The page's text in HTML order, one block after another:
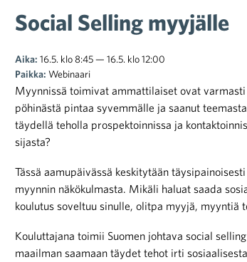
Social Selling myyjälle
Aika: 16.5. klo 8:45 — 16.5. klo 12:00
Paikka: Webinaari
Myynnissä toimivat ammattilaiset ovat
pöhinästä pintaa syvemmälle ja saanut
täydellä teholla prospektoinnissa ja
sijasta?
Tässä aamupäivässä keskitytään
myynnin näkökulmasta. Mikäli haluat saada
koulutus soveltuu sinulle, olitpa myyjä, myyntiä
Kouluttajana toimii Suomen johtava social
maailman saamaan täydet tehot irti